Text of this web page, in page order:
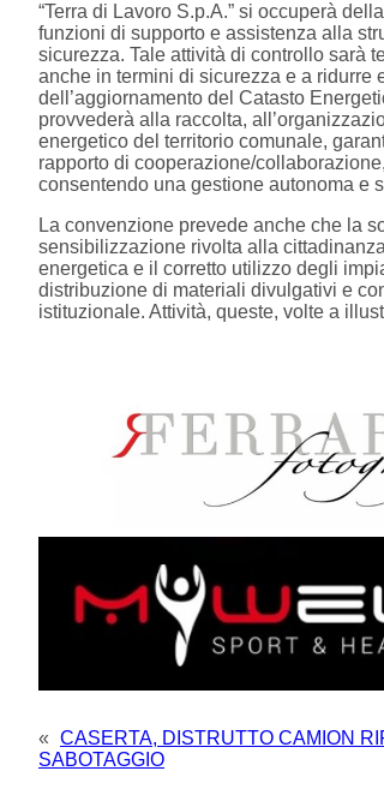
“Terra di Lavoro S.p.A.” si occuperà
funzioni di supporto e assistenza alla
sicurezza. Tale attività di controllo sarà
anche in termini di sicurezza e a ridurre
dell’aggiornamento del Catasto
provvederà alla raccolta,
energetico del territorio comunale,
rapporto di cooperazione/
consentendo una gestione autonoma e
La convenzione prevede anche che la
sensibilizzazione rivolta alla
energetica e il corretto utilizzo degli
distribuzione di materiali divulgativi e
istituzionale. Attività, queste, volte a
« CASERTA, DISTRUTTO CAMION
SABOTAGGIO